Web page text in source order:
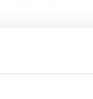
eri kohteissa. Yksi
ja